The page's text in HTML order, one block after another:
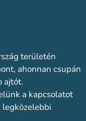
területén
ahonnan csupán
ajtót.
a kapcsolatot
legközelebbi